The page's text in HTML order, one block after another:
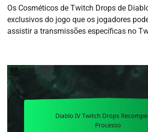
Os Cosméticos de Twitch Drops de
exclusivos do jogo que os jogadores
assistir a transmissões específicas no